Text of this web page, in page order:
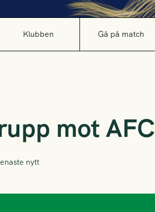
Klubben Gå på match
mot AFC
nytt